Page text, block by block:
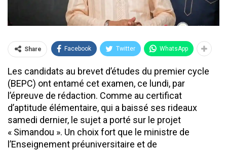
Share Facebook Twitter WhatsApp
Les candidats au brevet d’études du premier cycle
(BEPC) ont entamé cet examen, ce lundi, par
l’épreuve de rédaction. Comme au certificat
d’aptitude élémentaire, qui a baissé ses rideaux
samedi dernier, le sujet a porté sur le projet
« Simandou ». Un choix fort que le ministre de
l’Enseignement préuniversitaire et de